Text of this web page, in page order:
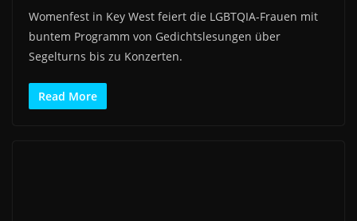
Womenfest in Key West feiert die LGBTQIA-Frauen mit
buntem Programm von Gedichtslesungen über
Segelturns bis zu Konzerten.
Read More